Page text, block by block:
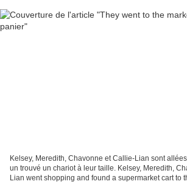
Kelsey, Meredith, Chavonne et Callie-Lian sont
un trouvé un chariot à leur taille. Kelsey, Meredith,
Lian went shopping and found a supermarket cart to